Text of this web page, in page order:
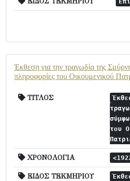
Έκθεση για την τραγωδία της
πληροφορίες του Οικουμενικού
ΤΙΤΛΟΣ
του
ΧΡΟΝΟΛΟΓΙΑ
ΕΙΔΟΣ ΤΕΚΜΗΡΙΟΥ